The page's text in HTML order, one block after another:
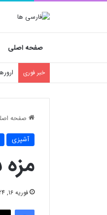
صفحه اصلی
خبر فوری
صفحه
آشپزی
فوریه 16, 2024
فیسبوک